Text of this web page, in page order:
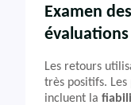
Examen
Les retours
très positifs.
incluent la